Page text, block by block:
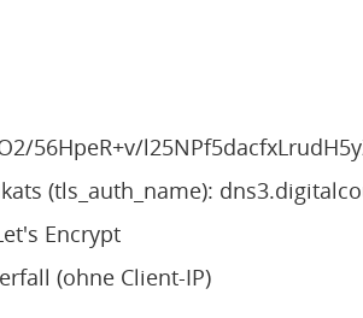
56HpeR+v/
(tls_auth_name):
Encrypt
(ohne Client-IP)